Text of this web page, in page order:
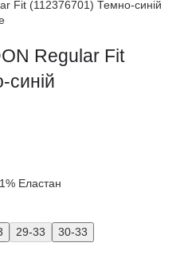
Regular Fit
Еластан
29-33
30-33